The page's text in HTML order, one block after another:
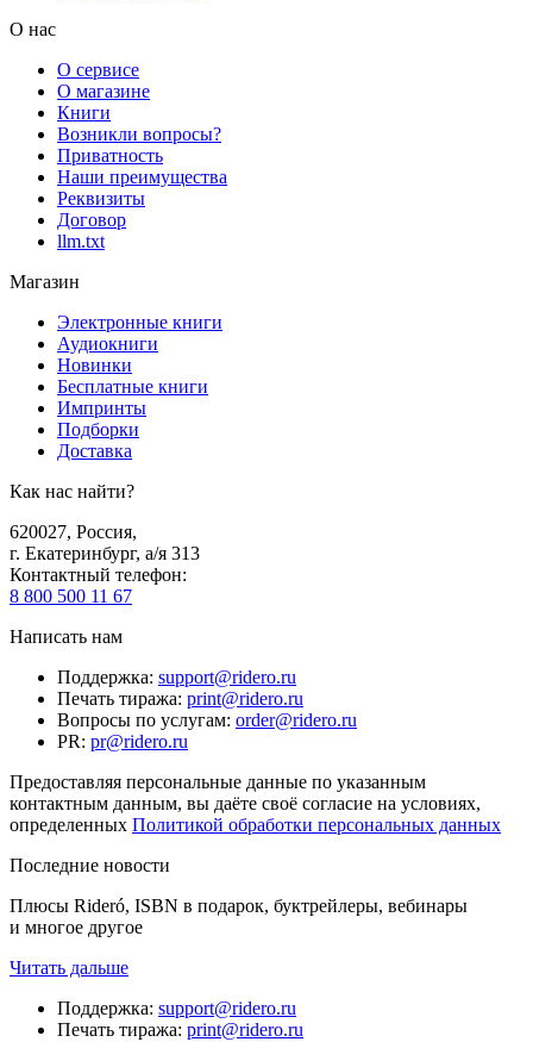
О нас
О сервисе
О магазине
Книги
Возникли вопросы?
Приватность
Наши преимущества
Реквизиты
Договор
llm.txt
Магазин
Электронные книги
Аудиокниги
Новинки
Бесплатные книги
Импринты
Подборки
Доставка
Как нас найти?
620027, Россия,
г. Екатеринбург, а/я 313
Контактный телефон:
8 800 500 11 67
Написать нам
Поддержка: support@ridero.ru
Печать тиража: print@ridero.ru
Вопросы по услугам: order@ridero.ru
PR: pr@ridero.ru
Предоставляя персональные данные по указанным
контактным данным, вы даёте своё согласие на условиях,
определенных Политикой обработки персональных данных
Последние новости
Плюсы Rideró, ISBN в подарок, буктрейлеры, вебинары
и многое другое
Читать дальше
Поддержка: support@ridero.ru
Печать тиража: print@ridero.ru